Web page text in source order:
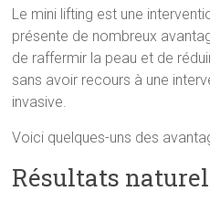
Le mini lifting est une
présente de nombreux
de raffermir la peau et de
sans avoir recours à une
invasive.
Voici quelques-uns des
Résultats